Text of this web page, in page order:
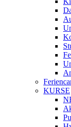
KURSE